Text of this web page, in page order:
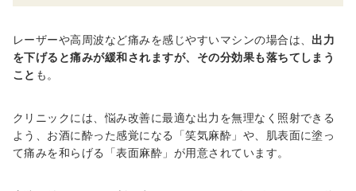
レーザーや高周波など痛みを感じやすいマシンの場合は、 出力
を下げると痛みが緩和されますが、その分効果も落ちてしまう
こと も。
クリニックには、悩み改善に最適な出力を無理なく照射できる
よう、お酒に酔った感覚になる「笑気麻酔」や、肌表面に塗っ
て痛みを和らげる「表面麻酔」が用意されています。